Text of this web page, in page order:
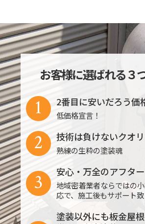
お客様に選ばれる３
2番目に安いだろう価
低価格宣言！
1
技術は負けないクオ
熟練の生粋の塗装魂
2
安心・万全のアフタ
地域密着業者ならではの
応で、施工後もサポート致
3
塗装以外にも板金屋